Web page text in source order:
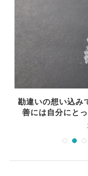
勘違いの想い込み
善には自分にと